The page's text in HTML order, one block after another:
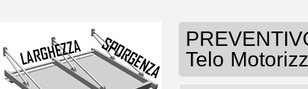
Telo